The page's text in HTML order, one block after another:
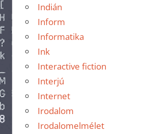
Indián
Inform
Informatika
Ink
Interactive fiction
Interjú
Internet
Irodalom
Irodalomelmélet